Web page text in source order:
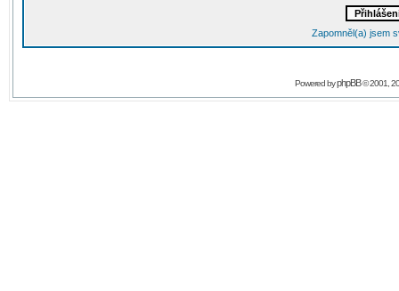
Zapomněl(a) jsem
Powered byphpBB© 2001,